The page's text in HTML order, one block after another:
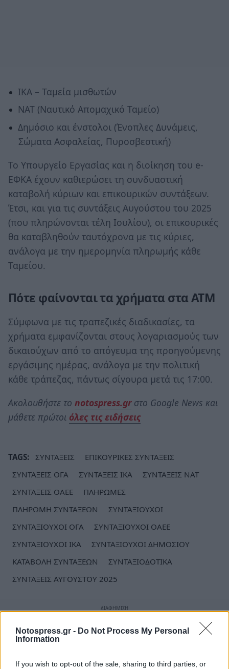
Notospress.gr - Do Not Process My Personal
Information
If you wish to opt-out of the sale, sharing to third parties, or
ΙΚΑ – Ταμεία μισθωτών
ΝΑΤ (Ναυτικό Απομαχικό Ταμείο)
Δημόσιο και ένστολοι (Ένοπλες Δυνάμεις,
Σώματα Ασφαλείας, Πυροσβεστική)
Το Υπουργείο Εργασίας και η διοίκηση του e-
ΕΦΚΑ έχουν καθιερώσει τη συνδυαστική
καταβολή κύριων και επικουρικών συντάξεων.
Έτσι, και για τις συντάξεις Αυγούστου του 2025
(που πληρώνονται τέλη Ιουλίου), οι επικουρικές
θα καταβληθούν ταυτόχρονα με τις κύριες,
ανάλογα με την ημερομηνία πληρωμής κάθε
Ταμείου.
Πότε φαίνονται τα χρήματα στα ΑΤΜ
Σύμφωνα με τις τραπεζικές διαδικασίες, τα
χρήματα εμφανίζονται στους λογαριασμούς των
δικαιούχων από το απόγευμα της προηγούμενης
εργάσιμης ημέρας, ανάλογα με την πολιτική
κάθε τράπεζας, πάντως σίγουρα μετά τις 17:00.
Ακολουθήστε το notospress.grστο Google News και
μάθετε πρώτοι όλες τις ειδήσεις
TAGS: ΣΥΝΤΑΞΕΙΣ
ΕΠΙΚΟΥΡΙΚΕΣ ΣΥΝΤΑΞΕΙΣ
ΣΥΝΤΑΞΕΙΣ ΟΓΑ
ΣΥΝΤΑΞΕΙΣ ΙΚΑ
ΣΥΝΤΑΞΕΙΣ ΝΑΤ
ΣΥΝΤΑΞΕΙΣ ΟΑΕΕ
ΠΛΗΡΩΜΕΣ
ΠΛΗΡΩΜΗ ΣΥΝΤΑΞΕΩΝ
ΣΥΝΤΑΞΙΟΥΧΟΙ
ΣΥΝΤΑΞΙΟΥΧΟΙ ΟΓΑ
ΣΥΝΤΑΞΙΟΥΧΟΙ ΟΑΕΕ
ΣΥΝΤΑΞΙΟΥΧΟΙ ΙΚΑ
ΣΥΝΤΑΞΙΟΥΧΟΙ ΔΗΜΟΣΙΟΥ
ΚΑΤΑΒΟΛΗ ΣΥΝΤΑΞΕΩΝ
ΣΥΝΤΑΞΙΟΔΟΤΙΚΑ
ΣΥΝΤΑΞΕΙΣ ΑΥΓΟΥΣΤΟΥ 2025